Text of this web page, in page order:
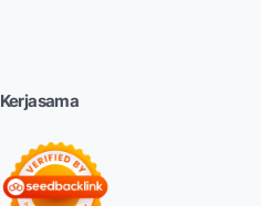
Kerjasama